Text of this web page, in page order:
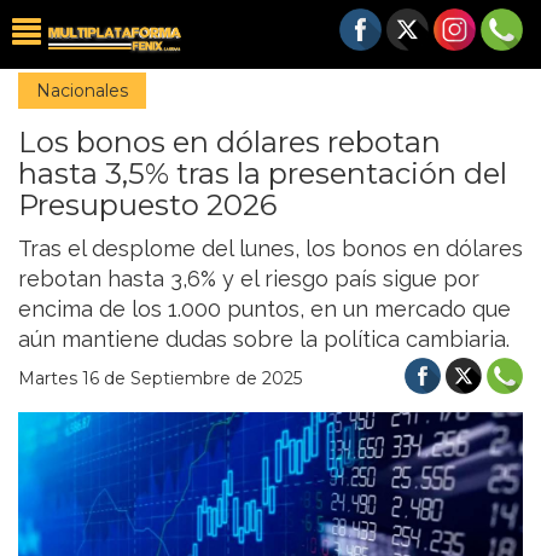
Nacionales
Los bonos en dólares rebotan
hasta 3,5% tras la presentación del
Presupuesto 2026
Tras el desplome del lunes, los bonos en dólares
rebotan hasta 3,6% y el riesgo país sigue por
encima de los 1.000 puntos, en un mercado que
aún mantiene dudas sobre la política cambiaria.
Martes 16 de Septiembre de 2025